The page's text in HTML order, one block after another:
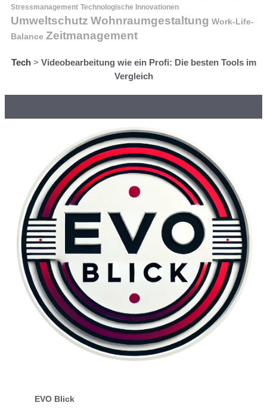
Stressmanagement Technologische Innovationen
Umweltschutz Wohnraumgestaltung Work-Life-
Balance Zeitmanagement
Tech> Videobearbeitung wie ein Profi: Die besten Tools im
Vergleich
EVO Blick